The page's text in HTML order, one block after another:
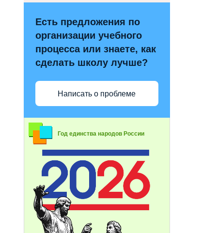
Есть предложения по
организации учебного
процесса или знаете, как
сделать школу лучше?
Написать о проблеме
Год единства народов России